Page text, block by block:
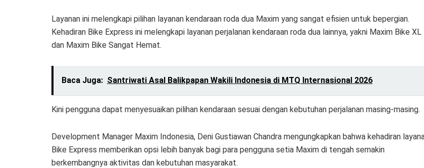
Layanan ini melengkapi pilihan layanan kendaraan roda dua Maxim yang sangat efisien untuk bepergian.
Kehadiran Bike Express ini melengkapi layanan perjalanan kendaraan roda dua lainnya, yakni Maxim Bike XL
dan Maxim Bike Sangat Hemat.
Baca Juga: Santriwati Asal Balikpapan Wakili Indonesia di MTQ Internasional 2026
Kini pengguna dapat menyesuaikan pilihan kendaraan sesuai dengan kebutuhan perjalanan masing-masing.
Development Manager Maxim Indonesia, Deni Gustiawan Chandra mengungkapkan bahwa kehadiran
Bike Express memberikan opsi lebih banyak bagi para pengguna setia Maxim di tengah semakin
berkembangnya aktivitas dan kebutuhan masyarakat.